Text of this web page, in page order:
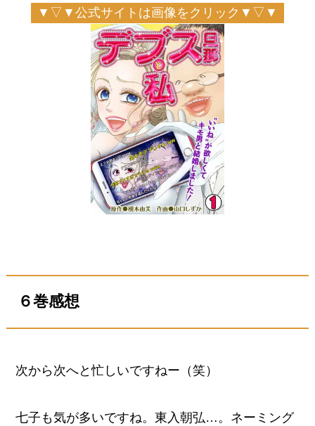
▼▽▼公式サイトは画像をクリック▼▽▼
６巻感想
次から次へと忙しいですねー（笑）
七子も気が多いですね。東入朝弘…。ネーミング